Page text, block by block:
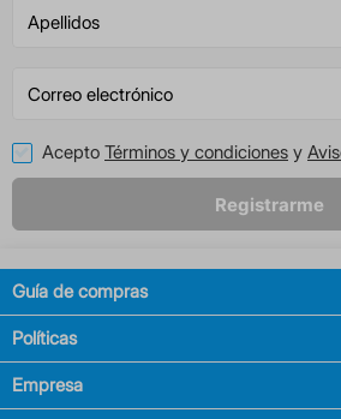
Acepto Términos y condiciones y
Registrarme
Guía de compras
Políticas
Empresa